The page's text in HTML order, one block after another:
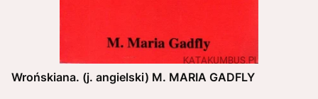
Wrońskiana. (j. angielski) M. MARIA GADFLY